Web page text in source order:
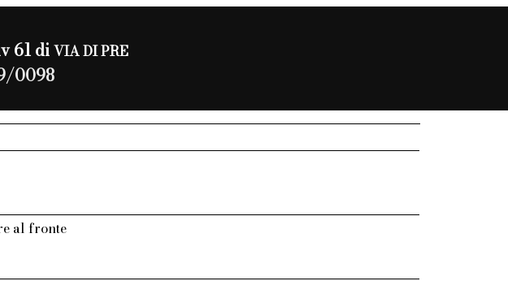
61 diVIA DI PRE
0098
al fronte